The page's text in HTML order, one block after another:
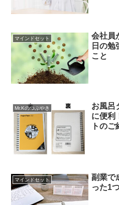
マインドセット
会社員
日の勉
こと
Mr.Kのつぶやき
お風呂
に便利
トのご
マインドセット
副業で
った1